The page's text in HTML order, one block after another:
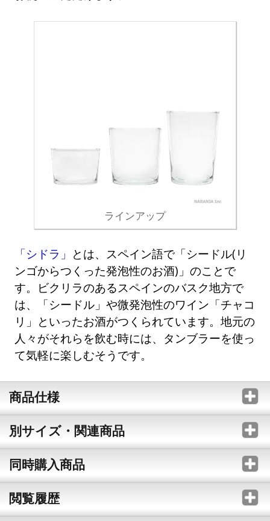
ラインアップ
「シドラ」 とは、スペイン語で「シードル(リ
ンゴからつくった発泡性のお酒)」のことで
す。ビクリラのあるスペインのバスク地方で
は、「シードル」や微発泡性のワイン「チャコ
リ」といったお酒がつくられています。地元の
人々がそれらを飲む時には、タンブラーを使っ
て気軽に楽しむそうです。
商品仕様
別サイズ・関連商品
同時購入商品
閲覧履歴